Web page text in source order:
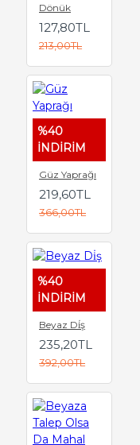
Dönük
127,80TL
213,00TL
%40
İNDİRİM
Güz Yaprağı
219,60TL
366,00TL
%40
İNDİRİM
Beyaz Di̇ş
235,20TL
392,00TL